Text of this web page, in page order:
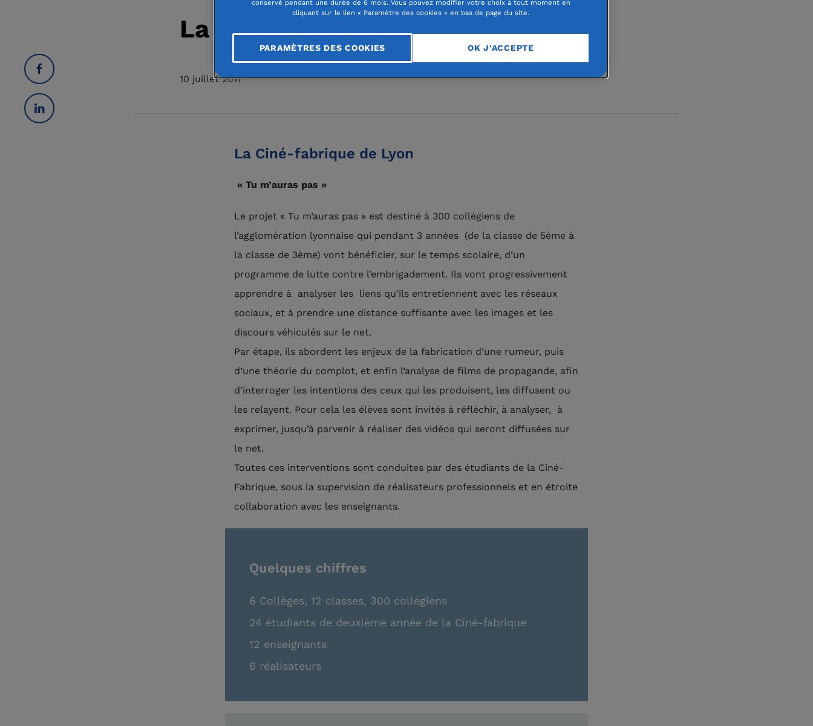
La Ciné-fabrique de Lyon
10 juillet 2017
La Ciné-fabrique de Lyon
« Tu m’auras pas »
Le projet « Tu m’auras pas » est destiné à 300 collégiens de
l’agglomération lyonnaise qui pendant 3 années (de la classe de 5ème à
la classe de 3ème) vont bénéficier, sur le temps scolaire, d’un
programme de lutte contre l’embrigadement. Ils vont progressivement
apprendre à analyser les liens qu’ils entretiennent avec les réseaux
sociaux, et à prendre une distance suffisante avec les images et les
discours véhiculés sur le net.
Par étape, ils abordent les enjeux de la fabrication d’une rumeur, puis
d’une théorie du complot, et enfin l’analyse de films de propagande, afin
d’interroger les intentions des ceux qui les produisent, les diffusent ou
les relayent. Pour cela les élèves sont invités à réfléchir, à analyser, à
exprimer, jusqu’à parvenir à réaliser des vidéos qui seront diffusées sur
le net.
Toutes ces interventions sont conduites par des étudiants de la Ciné-
Fabrique, sous la supervision de réalisateurs professionnels et en étroite
collaboration avec les enseignants.
Quelques chiffres
6 Collèges, 12 classes, 300 collégiens
24 étudiants de deuxième année de la Ciné-fabrique
12 enseignants
6 réalisateurs
conservé pendant une durée de 6 mois. Vous pouvez modifier votre choix à tout moment en
cliquant sur le lien « Paramètre des cookies » en bas de page du site.
PARAMÈTRES DES COOKIES OK J'ACCEPTE